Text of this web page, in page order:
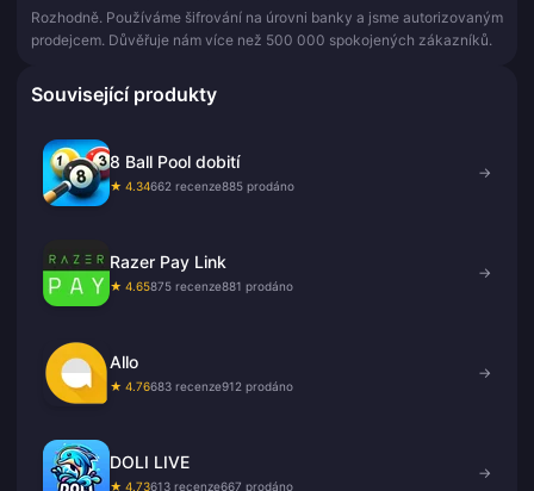
Rozhodně. Používáme šifrování na úrovni banky a jsme autorizovaným
prodejcem. Důvěřuje nám více než 500 000 spokojených zákazníků.
Související produkty
8 Ball Pool dobití
★ 4.34662 recenze885 prodáno
→
Razer Pay Link
★ 4.65875 recenze881 prodáno
→
Allo
★ 4.76683 recenze912 prodáno
→
DOLI LIVE
★ 4.73613 recenze667 prodáno
→